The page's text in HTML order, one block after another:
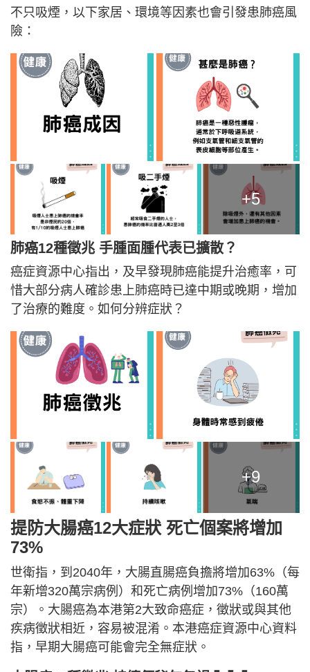
不只吸煙，以下家居、環境等因素也會引發患肺癌風
險：
+5
肺癌12種徵兆 手腫面腫代表已擴散？
癌症資源中心指出，及早發現肺癌能提升治癒率，可
惜大部分病人確診患上肺癌時已達中期或晚期，增加
了治療的難度。如何分辨症狀？
+9
提防大腸癌12大症狀 死亡個案將增加
73%
世衛指，到2040年，大腸直腸癌負擔將增加63%（每
年新增320萬宗病例）和死亡病例增加73%（160萬
宗）。大腸癌為本港第2大致命癌症，徵狀或與其他
疾病徵狀相近，容易被混淆。本港癌症資源中心資料
指，早期大腸癌可能會完全無症狀。